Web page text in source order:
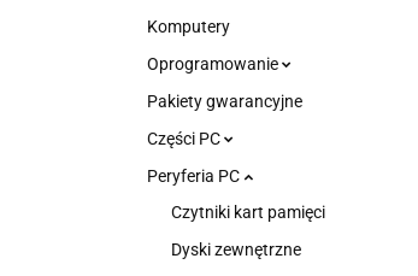
Komputery
Oprogramowanie
Pakiety gwarancyjne
Części PC
Peryferia PC
Czytniki kart pamięci
Dyski zewnętrzne